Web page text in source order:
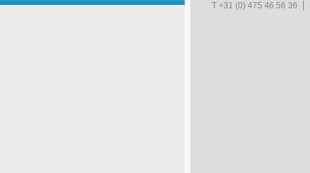
T +31 (0) 475 46 56 36